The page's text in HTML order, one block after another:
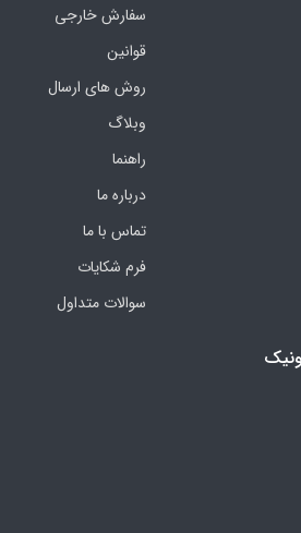
سفارش خارجی
قوانین
روش های ارسال
وبلاگ
راهنما
درباره ما
تماس با ما
فرم‌ شکایات
سوالات متداول